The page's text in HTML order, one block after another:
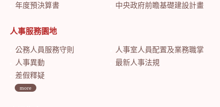
年度預決算書
中央政府前瞻基礎建設計畫特別預算會計月報
人事服務園地
公務人員服務守則
人事室人員配置及業務職掌
人事異動
最新人事法規
差假釋疑
more